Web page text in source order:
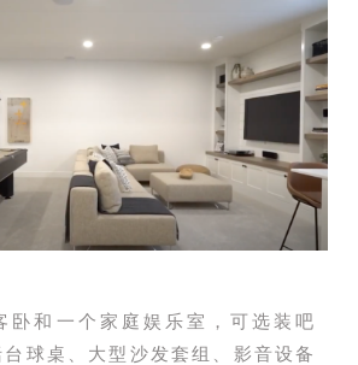
卧和一个家庭娱乐室，可选装吧
球桌、大型沙发套组、影音设备